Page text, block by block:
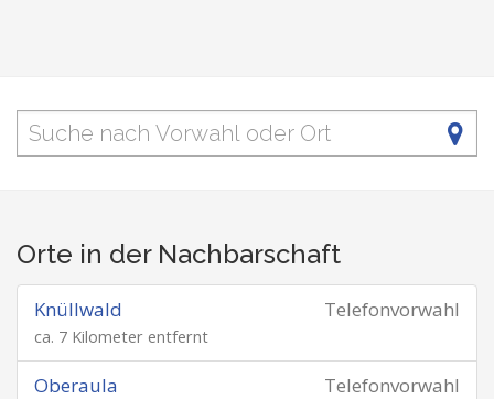
Orte in der Nachbarschaft
Telefonvorwahl
Knüllwald
ca. 7 Kilometer entfernt
Telefonvorwahl
Oberaula